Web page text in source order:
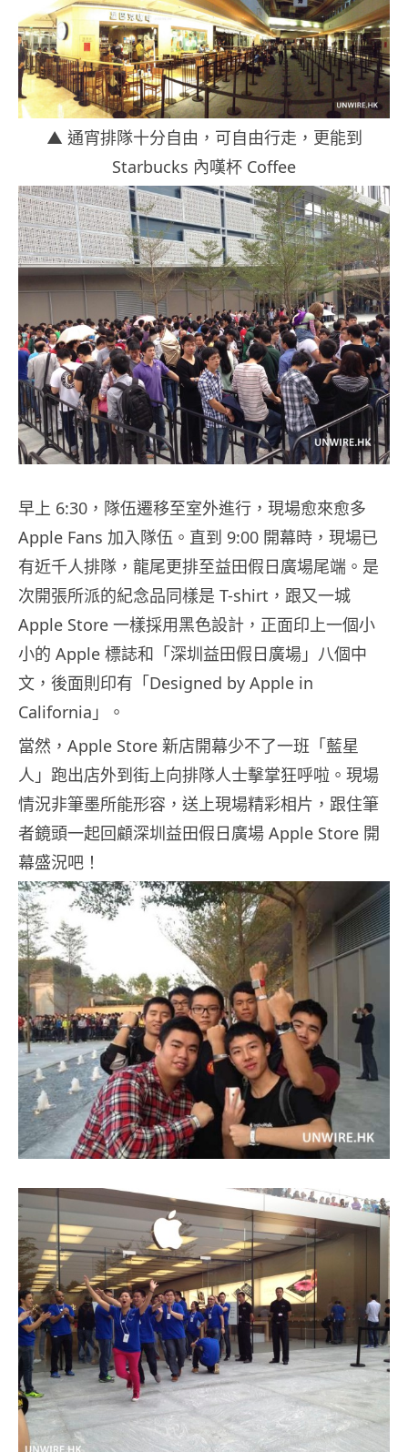
▲ 通宵排隊十分自由，可自由行走，更能到
Starbucks 內嘆杯 Coffee
早上 6:30，隊伍遷移至室外進行，現場愈來愈多
Apple Fans 加入隊伍。直到 9:00 開幕時，現場已
有近千人排隊，龍尾更排至益田假日廣場尾端。是
次開張所派的紀念品同樣是 T-shirt，跟又一城
Apple Store 一樣採用黑色設計，正面印上一個小
小的 Apple 標誌和「深圳益田假日廣場」八個中
文，後面則印有「Designed by Apple in
California」。
當然，Apple Store 新店開幕少不了一班「藍星
人」跑出店外到街上向排隊人士擊掌狂呼啦。現場
情況非筆墨所能形容，送上現場精彩相片，跟住筆
者鏡頭一起回顧深圳益田假日廣場 Apple Store 開
幕盛況吧！